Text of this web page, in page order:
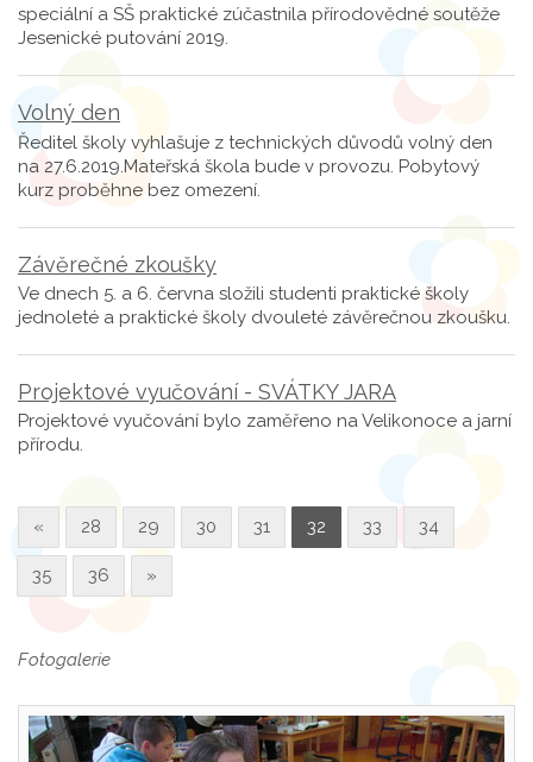
speciální a SŠ praktické zúčastnila přírodovědné soutěže
Jesenické putování 2019.
Volný den
Ředitel školy vyhlašuje z technických důvodů volný den
na 27.6.2019.Mateřská škola bude v provozu. Pobytový
kurz proběhne bez omezení.
Závěrečné zkoušky
Ve dnech 5. a 6. června složili studenti praktické školy
jednoleté a praktické školy dvouleté závěrečnou zkoušku.
Projektové vyučování - SVÁTKY JARA
Projektové vyučování bylo zaměřeno na Velikonoce a jarní
přírodu.
« 28 29 30 31 32 33 34
35 36 »
Fotogalerie